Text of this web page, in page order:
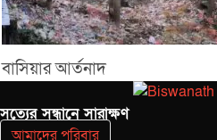
বাসিয়ার আর্তনাদ
সত‌্যের সন্ধানে সারাক্ষণ
আমাদের পরিবার